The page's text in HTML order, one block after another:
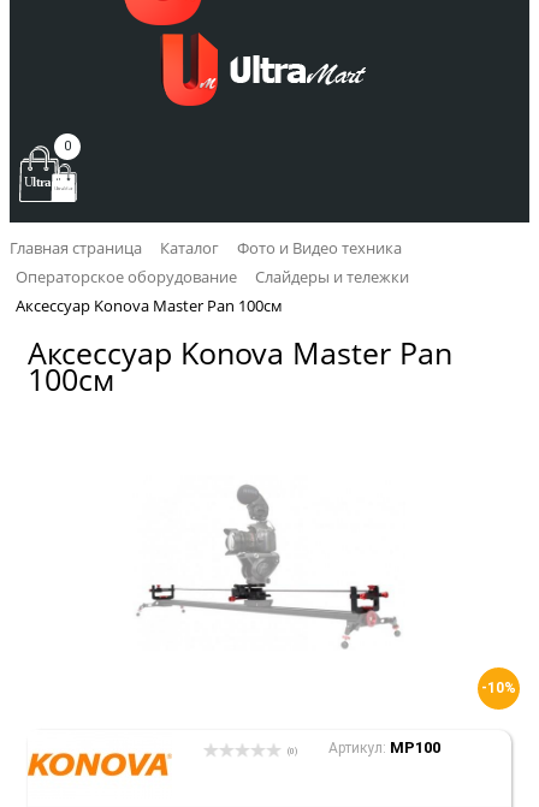
0
Главная страница Каталог
Фото и Видео техника
Операторское оборудование
Слайдеры и тележки
Аксессуар Konova Master Pan 100см
Аксессуар Konova Master Pan
100см
-10%
(0) Артикул: MP100